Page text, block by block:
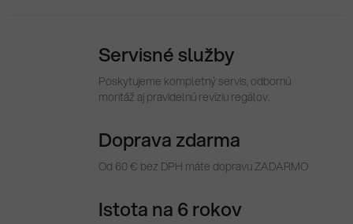
Servisné služby
Poskytujeme kompletný servis, odbornú
montáž aj pravidelnú revíziu regálov.
Doprava zdarma
Od 60 € bez DPH máte dopravu ZADARMO
Istota na 6 rokov